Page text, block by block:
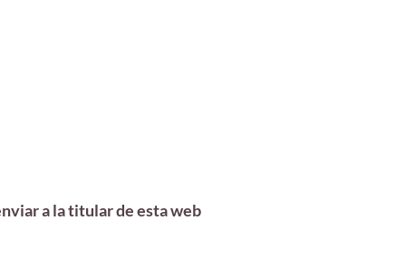
a la titular de esta web